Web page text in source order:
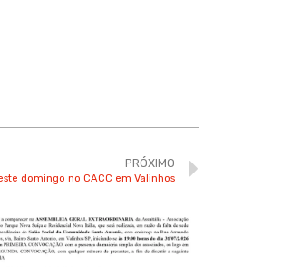
PRÓXIMO
domingo no CACC em Valinhos